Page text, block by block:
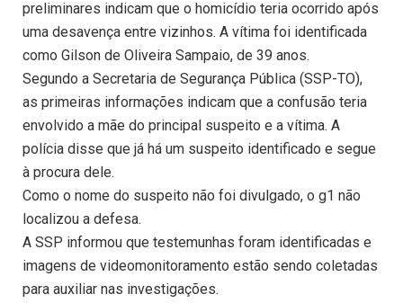
preliminares indicam que o homicídio teria ocorrido após
uma desavença entre vizinhos. A vítima foi identificada
como Gilson de Oliveira Sampaio, de 39 anos.
Segundo a Secretaria de Segurança Pública (SSP-TO),
as primeiras informações indicam que a confusão teria
envolvido a mãe do principal suspeito e a vítima. A
polícia disse que já há um suspeito identificado e segue
à procura dele.
Como o nome do suspeito não foi divulgado, o g1 não
localizou a defesa.
A SSP informou que testemunhas foram identificadas e
imagens de videomonitoramento estão sendo coletadas
para auxiliar nas investigações.